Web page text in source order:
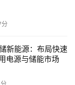
内的场景优化使用
4.1
新能源：布局快速
电源与储能市场